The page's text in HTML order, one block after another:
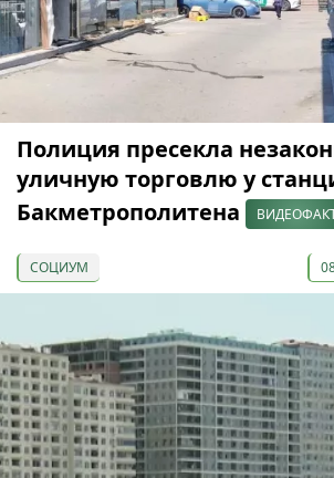
Полиция пресекла
уличную торговлю у
Бакметрополитена
СОЦИУМ